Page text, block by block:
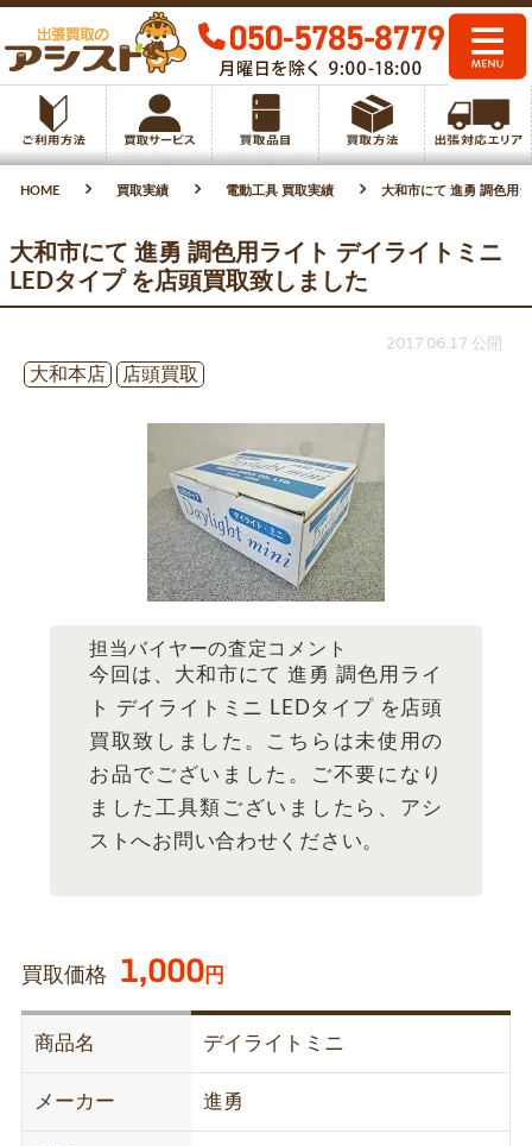
HOME 買取実績 電動工具 買取実績 大和市にて 進勇 調色用
大和市にて 進勇 調色用ライト デイライトミニ
LEDタイプ を店頭買取致しました
2017.06.17 公開
大和本店
店頭買取
担当バイヤーの査定コメント
今回は、大和市にて 進勇 調色用ライ
ト デイライトミニ LEDタイプ を店頭
買取致しました。こちらは未使用の
お品でございました。ご不要になり
ました工具類ございましたら、アシ
ストへお問い合わせください。
買取価格 1,000円
商品名 デイライトミニ
メーカー 進勇